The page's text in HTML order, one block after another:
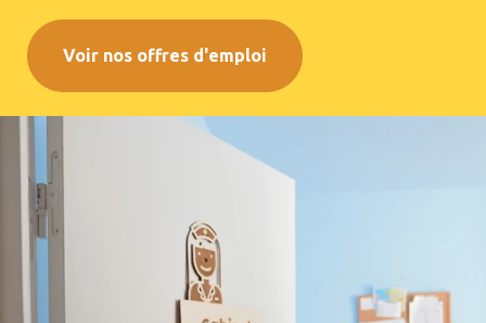
Voir nos offres d'emploi